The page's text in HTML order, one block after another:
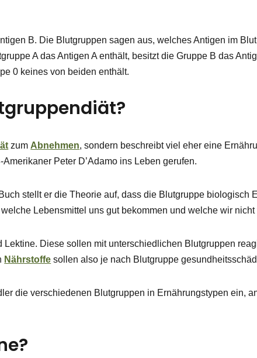
B. Die Blutgruppen sagen aus, welches Antigen im
A das Antigen A enthält, besitzt die Gruppe B das
0 keines von beiden enthält.
zum Abnehmen, sondern beschreibt viel eher eine
Peter D’Adamo ins Leben gerufen.
stellt er die Theorie auf, dass die Blutgruppe biologisch
Lebensmittel uns gut bekommen und welche wir nicht
Lektine. Diese sollen mit unterschiedlichen Blutgruppen
Nährstoffe sollen also je nach Blutgruppe
die verschiedenen Blutgruppen in Ernährungstypen ein,